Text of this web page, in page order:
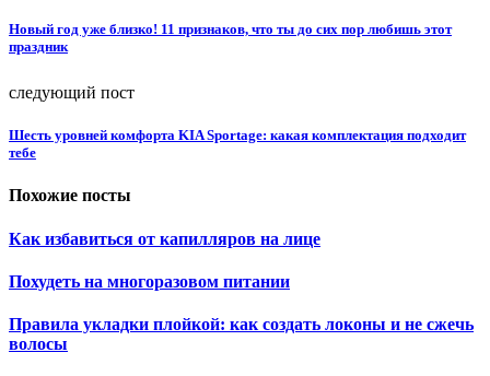
Новый год уже близко! 11 признаков, что ты до сих пор любишь этот
праздник
следующий пост
Шесть уровней комфорта KIA Sportage: какая комплектация подходит
тебе
Похожие посты
Как избавиться от капилляров на лице
Похудеть на многоразовом питании
Правила укладки плойкой: как создать локоны и не сжечь
волосы